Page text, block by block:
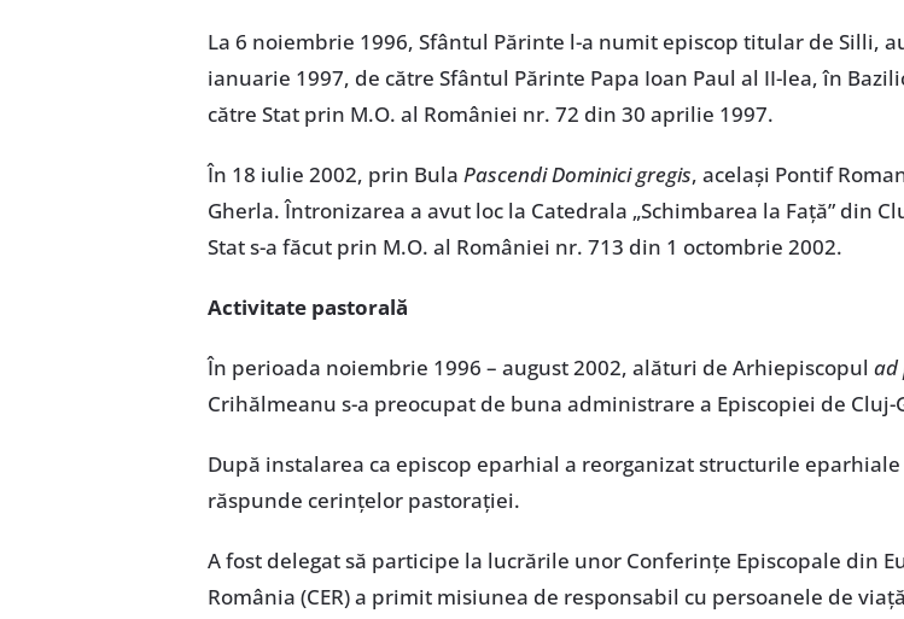
La 6 noiembrie 1996, Sfântul Părinte l-a numit episcop titular de Silli,
ianuarie 1997, de către Sfântul Părinte Papa Ioan Paul al II-lea, în
către Stat prin M.O. al României nr. 72 din 30 aprilie 1997.
În 18 iulie 2002, prin Bula Pascendi Dominici gregis, același Pontif
Gherla. Întronizarea a avut loc la Catedrala „Schimbarea la Față” din
Stat s-a făcut prin M.O. al României nr. 713 din 1 octombrie 2002.
Activitate pastorală
În perioada noiembrie 1996 – august 2002, alături de Arhiepiscopul ad
Crihălmeanu s-a preocupat de buna administrare a Episcopiei de
După instalarea ca episcop eparhial a reorganizat structurile
răspunde cerințelor pastorației.
A fost delegat să participe la lucrările unor Conferințe Episcopale din
România (CER) a primit misiunea de responsabil cu persoanele de